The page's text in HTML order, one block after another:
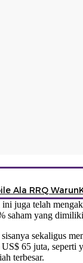
Ala RRQ
juga telah
saham yang
sekaligus
65 juta,
terbesar.